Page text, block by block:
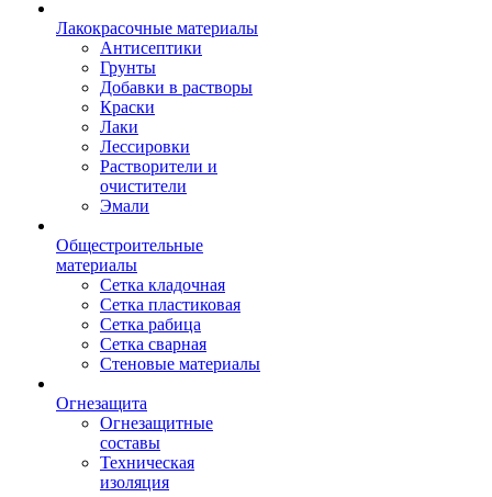
Лакокрасочные материалы
Антисептики
Грунты
Добавки в растворы
Краски
Лаки
Лессировки
Растворители и
очистители
Эмали
Общестроительные
материалы
Сетка кладочная
Сетка пластиковая
Сетка рабица
Сетка сварная
Стеновые материалы
Огнезащита
Огнезащитные
составы
Техническая
изоляция